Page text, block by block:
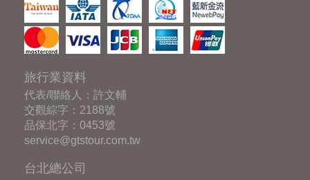
旅行業資料
代表/聯絡人：許文輔
交觀綜字：2188號
品保北字：0453號
service@gtstour.com.tw
台北總公司